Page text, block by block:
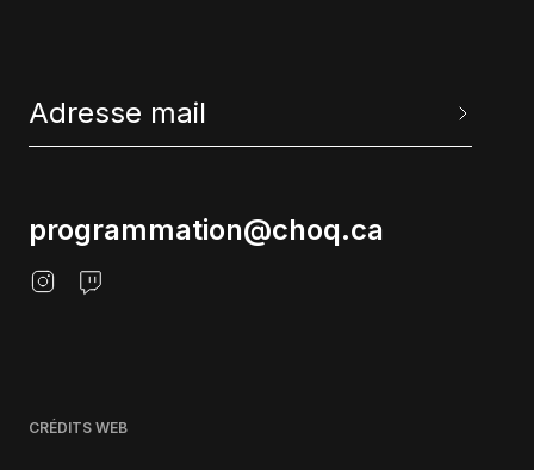
programmation@choq.ca
CRÉDITS WEB